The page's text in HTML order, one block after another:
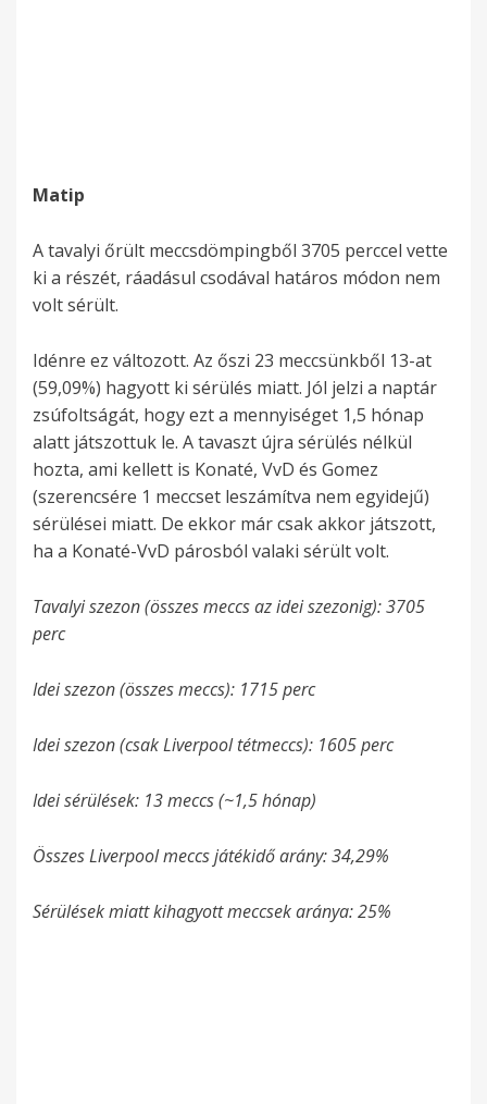
Matip
A tavalyi őrült meccsdömpingből 3705 perccel vette
ki a részét, ráadásul csodával határos módon nem
volt sérült.
Idénre ez változott. Az őszi 23 meccsünkből 13-at
(59,09%) hagyott ki sérülés miatt. Jól jelzi a naptár
zsúfoltságát, hogy ezt a mennyiséget 1,5 hónap
alatt játszottuk le. A tavaszt újra sérülés nélkül
hozta, ami kellett is Konaté, VvD és Gomez
(szerencsére 1 meccset leszámítva nem egyidejű)
sérülései miatt. De ekkor már csak akkor játszott,
ha a Konaté-VvD párosból valaki sérült volt.
Tavalyi szezon (összes meccs az idei szezonig): 3705
perc
Idei szezon (összes meccs): 1715 perc
Idei szezon (csak Liverpool tétmeccs): 1605 perc
Idei sérülések: 13 meccs (~1,5 hónap)
Összes Liverpool meccs játékidő arány: 34,29%
Sérülések miatt kihagyott meccsek aránya: 25%